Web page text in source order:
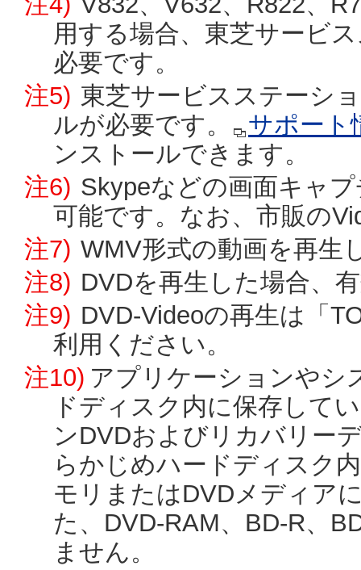
用する場合、東芝サービ
必要です。
注5) 東芝サービスステーシ
ルが必要です。
サポート
ンストールできます。
注6) Skypeなどの画面キャ
可能です。なお、市販の
注7) WMV形式の動画を再生
注8) DVDを再生した場合、
注9) DVD-Videoの再生は「
利用ください。
注10) アプリケーションやシ
ドディスク内に保存して
ンDVDおよびリカバリー
らかじめハードディスク
モリまたはDVDメディア
た、DVD-RAM、BD-R、
ません。